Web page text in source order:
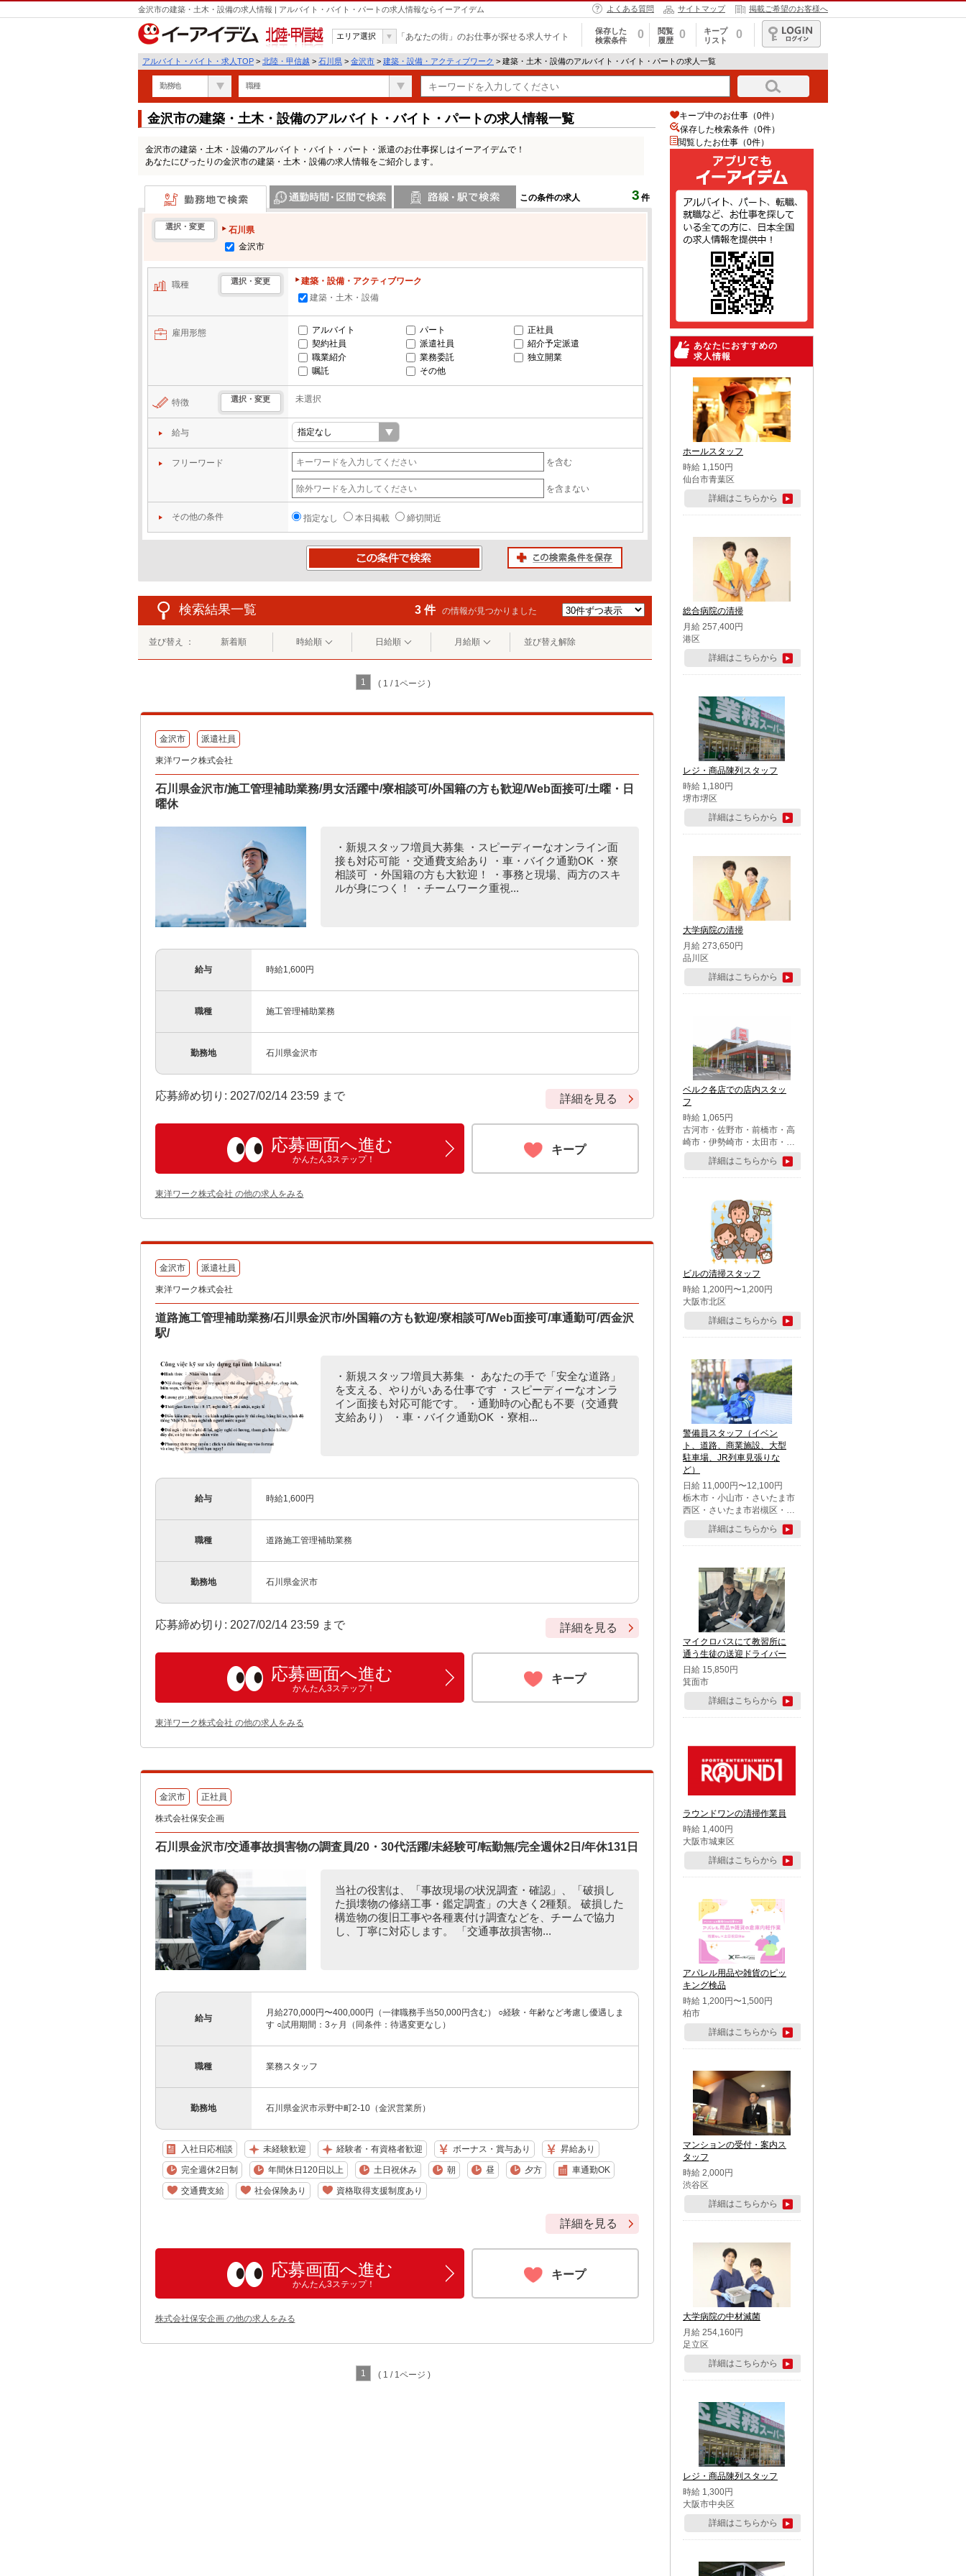
金沢市の建築・土木・設備の求人情報 | アルバイト・バイト・パートの求人情報ならイーアイデム よくある質問 サイトマップ 掲載ご希望のお客様へ
北陸・甲信越
エリア選択 「あなたの街」のお仕事が探せる求人サイト
保存した
検索条件
0
閲覧
履歴
0
キープ
リスト
0
ログイン
アルバイト・バイト・求人TOP > 北陸・甲信越 > 石川県 > 金沢市 > 建築・設備・アクティブワーク > 建築・土木・設備のアルバイト・バイト・パートの求人一覧
勤務地 職種
金沢市の建築・土木・設備のアルバイト・バイト・パートの求人情報一覧
金沢市の建築・土木・設備のアルバイト・バイト・パート・派遣のお仕事探しはイーアイデムで！
あなたにぴったりの金沢市の建築・土木・設備の求人情報をご紹介します。
この条件の求人 3 件
勤務地で検索
選択・変更
石川県
金沢市
職種 選択・変更
建築・設備・アクティブワーク
建築・土木・設備
雇用形態 アルバイト パート
正社員
契約社員
派遣社員
紹介予定派遣
職業紹介
業務委託
独立開業
嘱託
その他
特徴 選択・変更 未選択
給与
フリーワード を含む
を含まない
その他の条件 指定なし 本日掲載 締切間近
検索結果一覧 3 件 の情報が見つかりました
並び替え ： 新着順 時給順 日給順 月給順 並び替え解除
1 ( 1 / 1ページ )
金沢市 派遣社員
東洋ワーク株式会社
石川県金沢市/施工管理補助業務/男女活躍中/寮相談可/外国籍の方も歓迎/Web面接可/土曜・日
曜休
・新規スタッフ増員大募集 ・スピーディーなオンライン面
接も対応可能 ・交通費支給あり ・車・バイク通勤OK ・寮
相談可 ・外国籍の方も大歓迎！ ・事務と現場、両方のスキ
ルが身につく！ ・チームワーク重視...
給与 時給1,600円
職種 施工管理補助業務
勤務地 石川県金沢市
応募締め切り: 2027/02/14 23:59 まで 詳細を見る
応募画面へ進む
かんたん3ステップ！
キープ
東洋ワーク株式会社 の他の求人をみる
金沢市 派遣社員
東洋ワーク株式会社
道路施工管理補助業務/石川県金沢市/外国籍の方も歓迎/寮相談可/Web面接可/車通勤可/西金沢
駅/
・新規スタッフ増員大募集 ・ あなたの手で「安全な道路」
を支える、やりがいある仕事です ・スピーディーなオンラ
イン面接も対応可能です。 ・通勤時の心配も不要（交通費
支給あり） ・車・バイク通勤OK ・寮相...
給与 時給1,600円
職種 道路施工管理補助業務
勤務地 石川県金沢市
応募締め切り: 2027/02/14 23:59 まで 詳細を見る
応募画面へ進む
かんたん3ステップ！
キープ
東洋ワーク株式会社 の他の求人をみる
金沢市 正社員
株式会社保安企画
石川県金沢市/交通事故損害物の調査員/20・30代活躍/未経験可/転勤無/完全週休2日/年休131日
当社の役割は、「事故現場の状況調査・確認」、「破損し
た損壊物の修繕工事・鑑定調査」の大きく2種類。 破損した
構造物の復旧工事や各種裏付け調査などを、チームで協力
し、丁寧に対応します。 「交通事故損害物...
給与
月給270,000円〜400,000円（一律職務手当50,000円含む） ○経験・年齢など考慮し優遇しま
す ○試用期間：3ヶ月（同条件：待遇変更なし）
職種 業務スタッフ
勤務地 石川県金沢市示野中町2-10（金沢営業所）
入社日応相談 未経験歓迎 経験者・有資格者歓迎 ボーナス・賞与あり 昇給あり
完全週休2日制 年間休日120日以上 土日祝休み 朝 昼 夕方 車通勤OK
交通費支給 社会保険あり 資格取得支援制度あり
詳細を見る
応募画面へ進む
かんたん3ステップ！
キープ
株式会社保安企画 の他の求人をみる
1 ( 1 / 1ページ )
キープ中のお仕事（0件）
保存した検索条件（0件）
閲覧したお仕事（0件）
あなたにおすすめの
求人情報
ホールスタッフ
時給 1,150円
仙台市青葉区
詳細はこちらから
総合病院の清掃
月給 257,400円
港区
詳細はこちらから
レジ・商品陳列スタッフ
時給 1,180円
堺市堺区
詳細はこちらから
大学病院の清掃
月給 273,650円
品川区
詳細はこちらから
ベルク各店での店内スタッ
フ
時給 1,065円
古河市・佐野市・前橋市・高
崎市・伊勢崎市・太田市・館
林市・藤岡市・大泉町・さい
たま市北区・川越市・熊谷
市・行田市・秩父市・所沢
市・鶴ケ島市・千葉市中央
区・市川市・松戸市・習志野
市・柏市・流山市・八千代
市・足立区・江戸川区・八王
子市・町田市
詳細はこちらから
ビルの清掃スタッフ
時給 1,200円〜1,200円
大阪市北区
詳細はこちらから
警備員スタッフ（イベン
ト、道路、商業施設、大型
駐車場、JR列車見張りな
ど）
日給 11,000円〜12,100円
栃木市・小山市・さいたま市
西区・さいたま市岩槻区・久
喜市・蓮田市
詳細はこちらから
マイクロバスにて教習所に
通う生徒の送迎ドライバー
日給 15,850円
箕面市
詳細はこちらから
ラウンドワンの清掃作業員
時給 1,400円
大阪市城東区
詳細はこちらから
アパレル用品や雑貨のピッ
キング検品
時給 1,200円〜1,500円
柏市
詳細はこちらから
マンションの受付・案内ス
タッフ
時給 2,000円
渋谷区
詳細はこちらから
大学病院の中材滅菌
月給 254,160円
足立区
詳細はこちらから
レジ・商品陳列スタッフ
時給 1,300円
大阪市中央区
詳細はこちらから